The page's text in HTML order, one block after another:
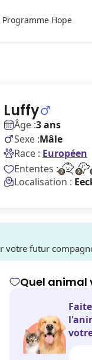
Programme Hope
Luffy
Âge :3 ans
Sexe :Mâle
Race : Européen
Ententes :
Localisation :
votre futur
Quel animal